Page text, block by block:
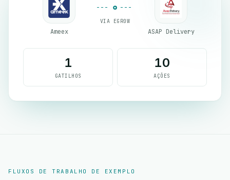
Ameex
VIA EGROW
ASAP Delivery
1
GATILHOS
10
AÇÕES
FLUXOS DE TRABALHO DE EXEMPLO